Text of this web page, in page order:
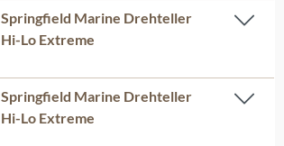
Springfield Marine Drehteller
Hi-Lo Extreme
Springfield Marine Drehteller
Hi-Lo Extreme